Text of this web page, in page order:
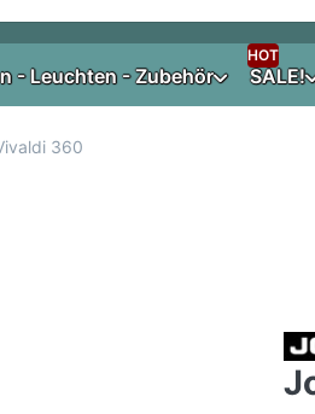
- Leuchten - Zubehör SALE!
HOT
360